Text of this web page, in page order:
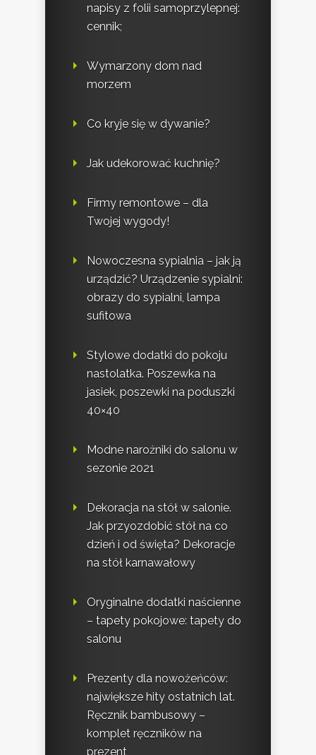
napisy z folii samoprzylepnej:
cennik;
Wymarzony dom nad
morzem
Co kryje się w dywanie?
Jak udekorować kuchnię?
Firmy remontowe – dla
Twojej wygody!
Nowoczesna sypialnia – jak ją
urządzić? Urządzenie sypialni:
obrazy do sypialni, lampa
sufitowa
Stylowe dodatki do pokoju
nastolatka. Poszewka na
jasiek, poszewki na poduszki
40×40
Modne narożniki do salonu w
sezonie 2021
Dekoracja na stół w salonie.
Jak przyozdobić stół na co
dzień i od święta? Dekoracje
na stół karnawałowy
Oryginalne dodatki naścienne
– tapety pokojowe: tapety do
salonu
Prezenty dla nowożeńców:
największe hity ostatnich lat.
Ręcznik bambusowy –
komplet ręczników na
prezent